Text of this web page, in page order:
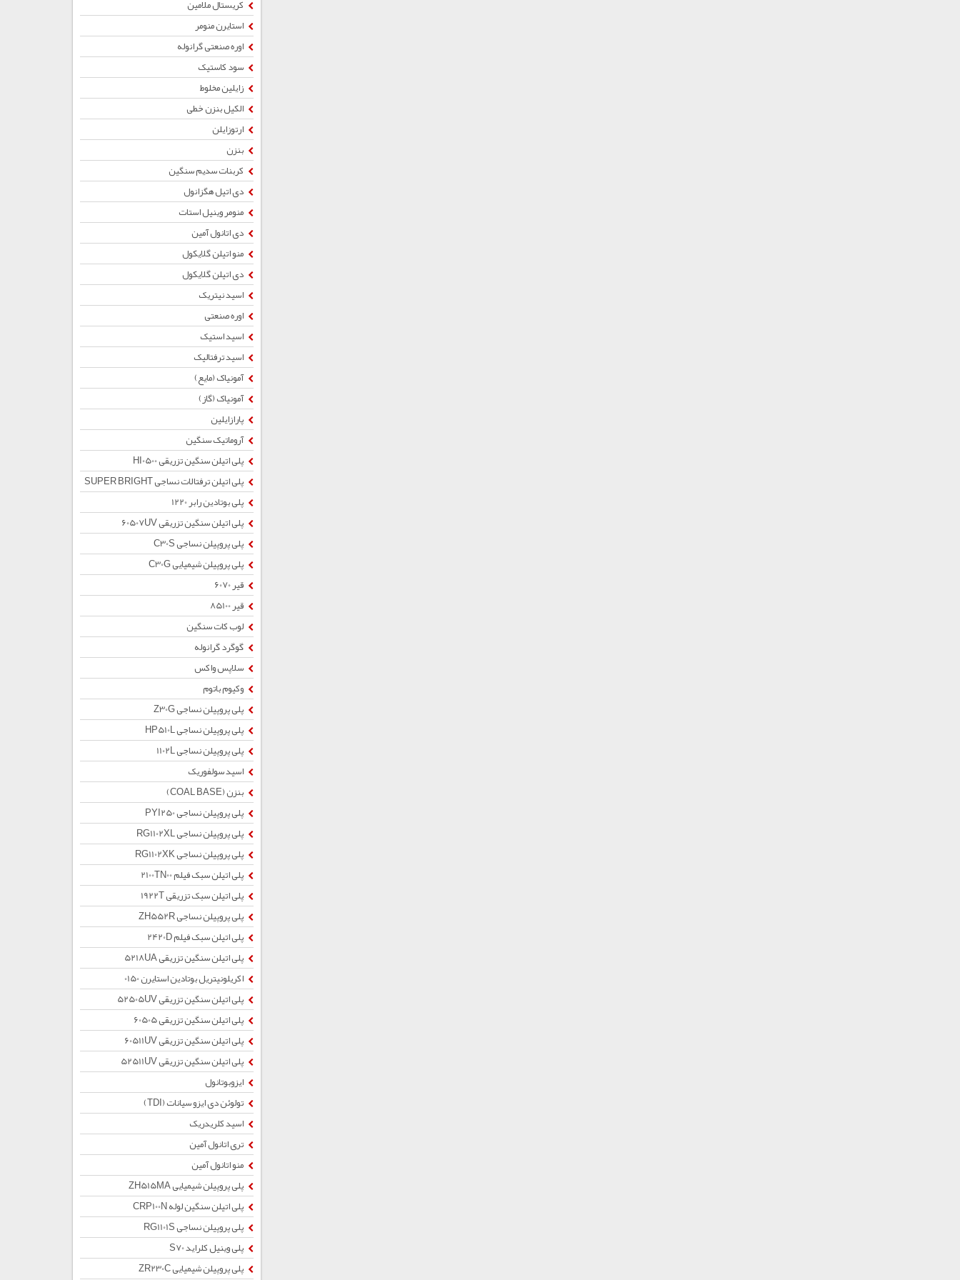
کریستال ملامین
استایرن منومر
اوره صنعتی گرانوله
سود کاستیک
زایلین مخلوط
الکیل بنزن خطی
ارتوزایلن
بنزن
کربنات سدیم سنگین
دی اتیل هگزانول
منومر وینیل استات
دی اتانول آمین
منو اتیلن گلایکول
دی اتیلن گلایکول
اسید نیتریک
اوره صنعتی
اسید استیک
اسید ترفتالیک
آمونیاک (مایع)
آمونیاک (گاز)
پارازایلین
آروماتیک سنگین
پلی اتیلن سنگین تزریقی HI0500
پلی اتیلن ترفتالات نساجی SUPER BRIGHT
پلی بوتادین رابر 1220
پلی اتیلن سنگین تزریقی 60507UV
پلی پروپیلن نساجی C30S
پلی پروپیلن شیمیایی C30G
قیر 6070
قیر 85100
لوب کات سنگین
گوگرد گرانوله
سلاپس واکس
وکیوم باتوم
پلی پروپیلن نساجی Z30G
پلی پروپیلن نساجی HP510L
پلی پروپیلن نساجی 1102L
اسید سولفوریک
بنزن (COAL BASE)
پلی پروپیلن نساجی PYI250
پلی پروپیلن نساجی RG1102XL
پلی پروپیلن نساجی RG1102XK
پلی اتیلن سبک فیلم 2100TN00
پلی اتیلن سبک تزریقی 1922T
پلی پروپیلن نساجی ZH552R
پلی اتیلن سبک فیلم 2420D
پلی اتیلن سنگین تزریقی 5218UA
اکریلونیتریل بوتادین استایرن 0150
پلی اتیلن سنگین تزریقی 52505UV
پلی اتیلن سنگین تزریقی 60505
پلی اتیلن سنگین تزریقی 60511UV
پلی اتیلن سنگین تزریقی 52511UV
ایزوبوتانول
تولوئن دی ایزو سیانات (TDI)
اسید کلریدریک
تری اتانول آمین
منو اتانول آمین
پلی پروپیلن شیمیایی ZH515MA
پلی اتیلن سنگین لوله CRP100N
پلی پروپیلن نساجی RG1101S
پلی وینیل کلراید S70
پلی پروپیلن شیمیایی ZR230C